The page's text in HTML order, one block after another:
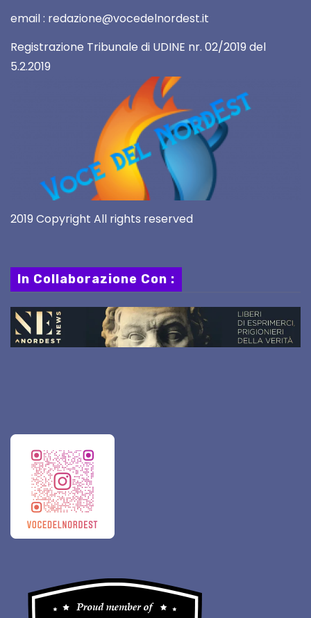
email : redazione@vocedelnordest.it
Registrazione Tribunale di UDINE nr. 02/2019 del
5.2.2019
2019 Copyright All rights reserved
In Collaborazione Con :